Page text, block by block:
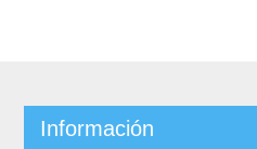
Información